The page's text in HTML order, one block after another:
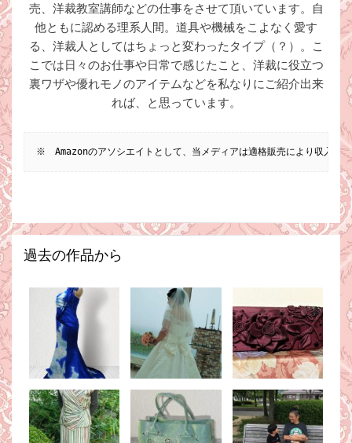
売、洋裁教室講師などの仕事をさせて頂いています。自
他ともに認める理系人間。道具や機械をこよなく愛す
る、洋裁人としてはちょっと変わったタイプ（？）。こ
こでは日々のお仕事や日常で感じたこと、洋裁に役立つ
裏ワザや優れモノのアイテムなどを私なりにご紹介出来
れば、と思っています。
※　Amazonのアソシエイトとして、当メディアは適格販売により収入を
過去の作品から